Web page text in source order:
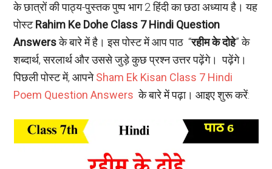
के छात्रों की पाठ्य-पुस्तक पुष्प भाग 2 हिंदी का छठा अध्याय है। यह
पोस्टRahim Ke Dohe Class 7 Hindi Question
Answersके बारे में है। इस पोस्ट में आप पाठ “रहीम के दोहे” के
शब्दार्थ, सरलार्थ और उससे जुड़े कुछ प्रश्न उत्तर पढ़ेंगे। पढ़ेंगे।
पिछली पोस्ट में, आपनेSham Ek Kisan Class 7 Hindi
Poem Question Answers के बारे में पढ़ा। आइए शुरू करें: